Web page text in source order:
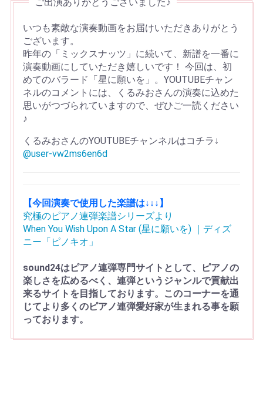
いつも素敵な演奏動画をお届けいただきありがとう
ございます。
昨年の「ミックスナッツ」に続いて、新譜を一番に
演奏動画にしていただき嬉しいです！ 今回は、初
めてのバラード「星に願いを」。YOUTUBEチャン
ネルのコメントには、くるみおさんの演奏に込めた
思いがつづられていますので、ぜひご一読ください
♪
くるみおさんのYOUTUBEチャンネルはコチラ↓
@user-vw2ms6en6d
【今回演奏で使用した楽譜は↓↓↓】
究極のピアノ連弾楽譜シリーズより
When You Wish Upon A Star (星に願いを) ｜ディズ
ニー「ピノキオ」
sound24はピアノ連弾専門サイトとして、ピアノの
楽しさを広めるべく、連弾というジャンルで貢献出
来るサイトを目指しております。このコーナーを通
じてより多くのピアノ連弾愛好家が生まれる事を願
っております。